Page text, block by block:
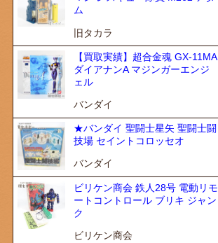
ム
旧タカラ
【買取実績】超合金魂 GX-11MA
ダイアナンA マジンガーエンジ
ェル
バンダイ
★バンダイ 聖闘士星矢 聖闘士闘
技場 セイントコロッセオ
バンダイ
ビリケン商会 鉄人28号 電動リモ
ートコントロール ブリキ ジャン
ク
ビリケン商会